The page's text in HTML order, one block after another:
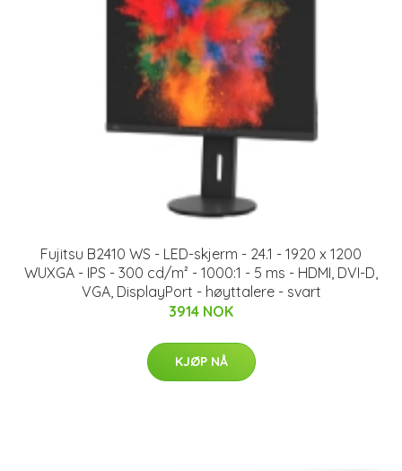
Fujitsu B2410 WS - LED-skjerm - 24.1 - 1920 x 1200
WUXGA - IPS - 300 cd/m² - 1000:1 - 5 ms - HDMI, DVI-D,
VGA, DisplayPort - høyttalere - svart
3914 NOK
KJØP NÅ